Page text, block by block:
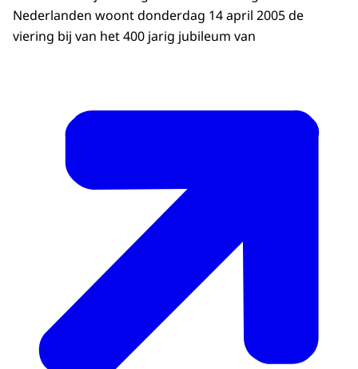
Nederlanden woont donderdag 14 april 2005 de
viering bij van het 400 jarig jubileum van